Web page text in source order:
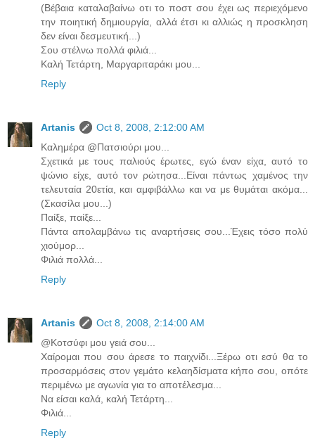
(Βέβαια καταλαβαίνω οτι το ποστ σου έχει ως περιεχόμενο
την ποιητική δημιουργία, αλλά έτσι κι αλλιώς η προσκληση
δεν είναι δεσμευτική...)
Σου στέλνω πολλά φιλιά...
Καλή Τετάρτη, Μαργαριταράκι μου...
Reply
Artanis
Oct 8, 2008, 2:12:00 AM
Καλημέρα @Πατσιούρι μου...
Σχετικά με τους παλιούς έρωτες, εγώ έναν είχα, αυτό το
ψώνιο είχε, αυτό τον ρώτησα...Είναι πάντως χαμένος την
τελευταία 20ετία, και αμφιβάλλω και να με θυμάται ακόμα...
(Σκασίλα μου...)
Παίξε, παίξε...
Πάντα απολαμβάνω τις αναρτήσεις σου...Έχεις τόσο πολύ
χιούμορ...
Φιλιά πολλά...
Reply
Artanis
Oct 8, 2008, 2:14:00 AM
@Κοτσύφι μου γειά σου...
Χαίρομαι που σου άρεσε το παιχνίδι...Ξέρω οτι εσύ θα το
προσαρμόσεις στον γεμάτο κελαηδίσματα κήπο σου, οπότε
περιμένω με αγωνία για το αποτέλεσμα...
Να είσαι καλά, καλή Τετάρτη...
Φιλιά...
Reply